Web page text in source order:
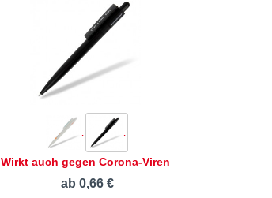
Wirkt auch gegen Corona-Viren
ab 0,66 €